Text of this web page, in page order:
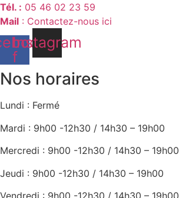
Tél. : 05 46 02 23 59
Mail : Contactez-nous ici
f
Instagram
Nos horaires
Lundi : Fermé
Mardi : 9h00 -12h30 / 14h30 – 19h00
Mercredi : 9h00 -12h30 / 14h30 – 19h00
Jeudi : 9h00 -12h30 / 14h30 – 19h00
Vendredi : 9h00 -12h30 / 14h30 – 19h00